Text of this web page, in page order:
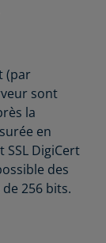
(par
sont
la
en
DigiCert
des
256 bits.